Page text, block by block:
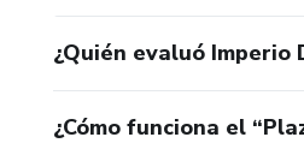
¿Quién evaluó Imperio
¿Cómo funciona el